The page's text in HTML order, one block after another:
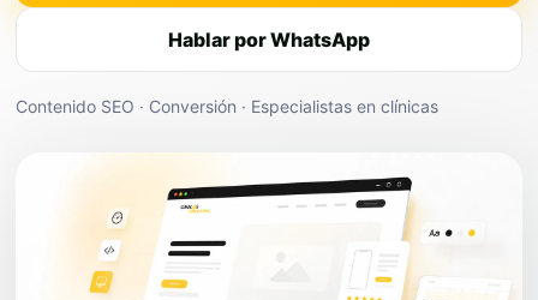
Hablar por WhatsApp
Contenido SEO · Conversión · Especialistas en clínicas